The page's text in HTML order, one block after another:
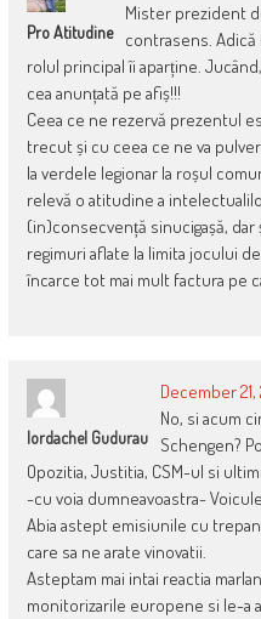
Pro Atitudine
Mister prezident
contrasens.
rolul principal îi aparține.
cea anunțată pe afiș!!!
Ceea ce ne rezervă prezentul
trecut și cu ceea ce ne va
la verdele legionar la roșul
relevă o atitudine a
(in)consecvență sinucigașă, dar
regimuri aflate la limita jocului
încarce tot mai mult factura pe
Iordachel Gudurau
December 21,
No, si acum
Schengen?
Opozitia, Justitia, CSM-ul si
-cu voia dumneavoastra-
Abia astept emisiunile cu
care sa ne arate vinovatii.
Asteptam mai intai reactia
monitorizarile europene si le-a